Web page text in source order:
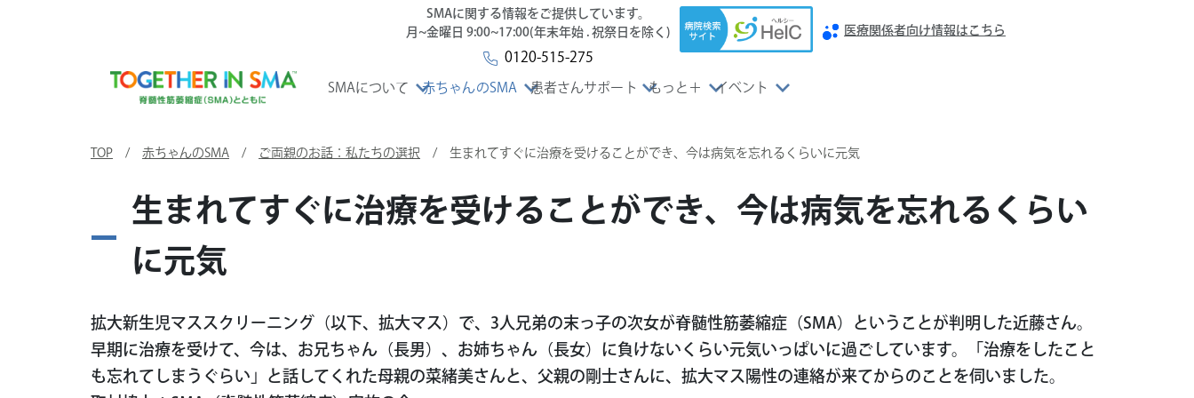
SMAに関する情報をご提供しています。
月~金曜日 9:00~17:00(年末年始 . 祝祭日を除く)
0120-515-275
医療関係者向け情報はこちら
SMAについて 赤ちゃんのSMA 患者さんサポート もっと＋ イベント
TOP / 赤ちゃんのSMA / ご両親のお話：私たちの選択 / 生まれてすぐに治療を受けることができ、今は病気を忘れるくらいに元気
生まれてすぐに治療を受けることができ、今は病気を忘れるくらい
に元気
拡大新生児マススクリーニング（以下、拡大マス）で、3人兄弟の末っ子の次女が脊髄性筋萎縮症（SMA）ということが判明した近藤さん。
早期に治療を受けて、今は、お兄ちゃん（長男）、お姉ちゃん（長女）に負けないくらい元気いっぱいに過ごしています。「治療をしたこと
も忘れてしまうぐらい」と話してくれた母親の菜緒美さんと、父親の剛士さんに、拡大マス陽性の連絡が来てからのことを伺いました。